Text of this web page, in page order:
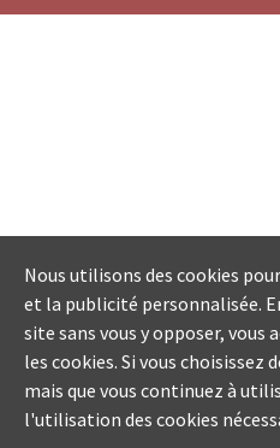
Nous utilisons des cookies
et la publicité personnalisée.
site sans vous y opposer,
les cookies. Si vous choisissez
mais que vous continuez à
l'utilisation des cookies